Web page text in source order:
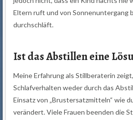
Eltern ruft und von Sonnenuntergang
durchschläft.
Ist das Abstillen eine
Meine Erfahrung als Stillberaterin
Schlafverhalten weder durch das
Einsatz von „Brustersatzmitteln“ wie
verändert. Viele Frauen beenden die